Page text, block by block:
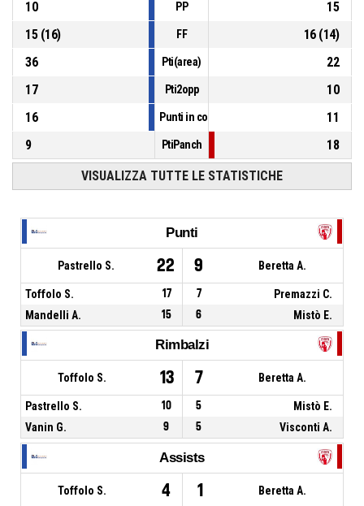
10
PP
15
15(16) FF 16(14)
36
Pti(area)
22
17
Pti2opp
10
16
Punti in contropiede
11
9
PtiPanch 18
VISUALIZZA TUTTE LE STATISTICHE
Punti
Pastrello S. 22 9 Beretta A.
Toffolo S. 17 7
Premazzi C.
Mandelli A.
15 6 Mistò E.
Rimbalzi
Toffolo S. 13 7 Beretta A.
Pastrello S. 10 5
Mistò E.
Vanin G.
9 5 Visconti A.
Assists
Toffolo S. 4 1 Beretta A.